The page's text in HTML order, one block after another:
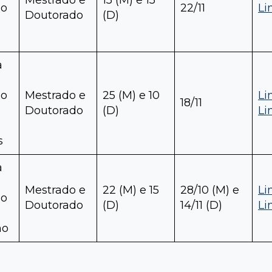
Doutorado
(D)
22/11
Mestrado e
Doutorado
25 (M) e 10
(D)
18/11
Mestrado e
Doutorado
22 (M) e 15
(D)
28/10 (M) e
14/11 (D)